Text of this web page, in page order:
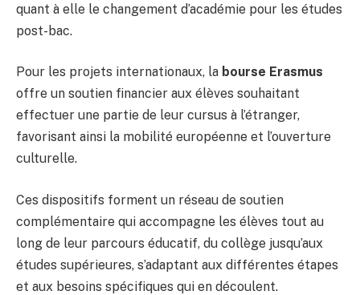
quant à elle le changement d’académie pour les études
post-bac.
Pour les projets internationaux, la bourse Erasmus
offre un soutien financier aux élèves souhaitant
effectuer une partie de leur cursus à l’étranger,
favorisant ainsi la mobilité européenne et l’ouverture
culturelle.
Ces dispositifs forment un réseau de soutien
complémentaire qui accompagne les élèves tout au
long de leur parcours éducatif, du collège jusqu’aux
études supérieures, s’adaptant aux différentes étapes
et aux besoins spécifiques qui en découlent.